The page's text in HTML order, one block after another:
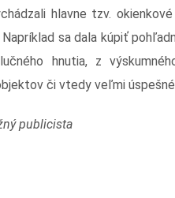
hlavne tzv.
sa dala kúpiť
hnutia, z
či vtedy veľmi
publicista